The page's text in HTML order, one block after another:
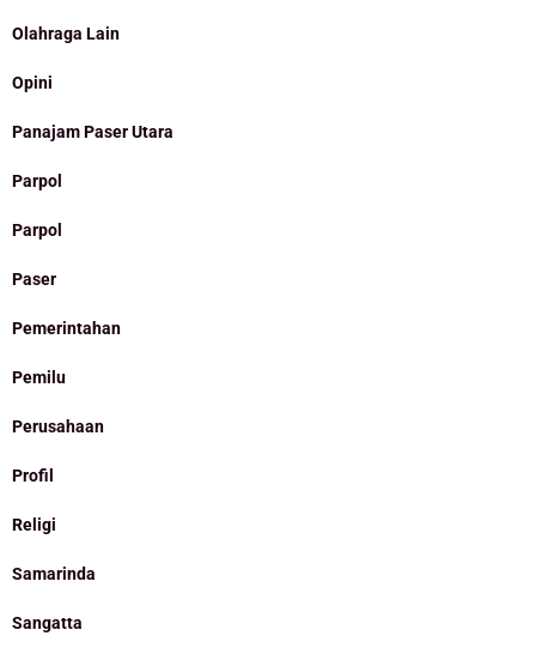
Olahraga Lain
Opini
Panajam Paser Utara
Parpol
Parpol
Paser
Pemerintahan
Pemilu
Perusahaan
Profil
Religi
Samarinda
Sangatta